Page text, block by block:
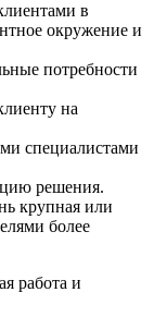
в
окружение и
потребности
на
специалистами
решения.
крупная или
более
работа и